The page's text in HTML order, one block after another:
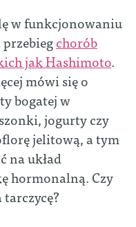
w funkcjonowaniu
chorób
jak Hashimoto.
mówi się o
bogatej w
jogurty czy
jelitową, a tym
na układ
hormonalną. Czy